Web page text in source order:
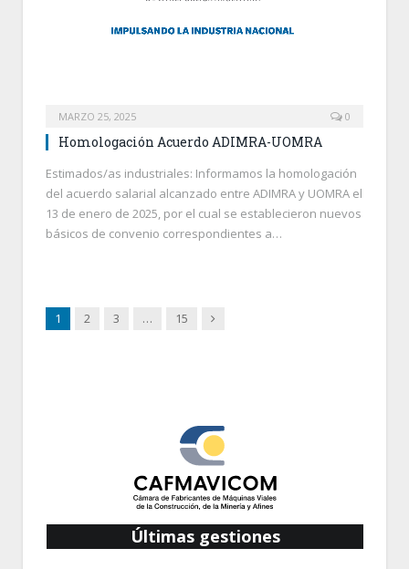
MARZO 25, 2025 0
Homologación Acuerdo ADIMRA-UOMRA
Estimados/as industriales: Informamos la homologación
del acuerdo salarial alcanzado entre ADIMRA y UOMRA el
13 de enero de 2025, por el cual se establecieron nuevos
básicos de convenio correspondientes a…
1 2 3 … 15 Next
Últimas gestiones